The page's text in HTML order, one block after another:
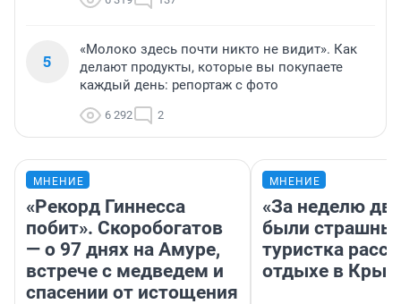
5
«Молоко здесь почти никто не видит». Как
делают продукты, которые вы покупаете
каждый день: репортаж с фото
6 292 2
МНЕНИЕ
«Рекорд Гиннесса
побит». Скоробогатов
— о 97 днях на Амуре,
встрече с медведем и
спасении от истощения
МНЕНИЕ
«За неделю
были
туристка
отдыхе в